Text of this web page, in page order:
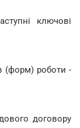
ключові
(форм) роботи -
договору